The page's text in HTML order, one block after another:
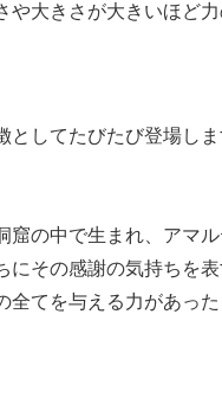
大きさが大きいほど力
としてたびたび登場し
窟の中で生まれ、アマ
にその感謝の気持ちを
全てを与える力があった